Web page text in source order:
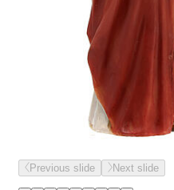
Previous slide Next slide